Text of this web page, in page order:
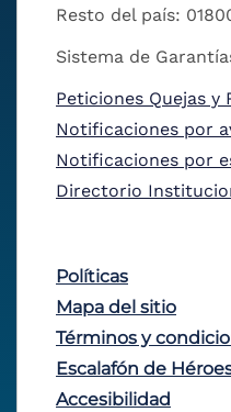
Resto del país:
Sistema de
Peticiones Quejas y
Notificaciones por
Notificaciones por
Directorio
Políticas
Mapa del sitio
Términos y
Escalafón de
Accesibilidad